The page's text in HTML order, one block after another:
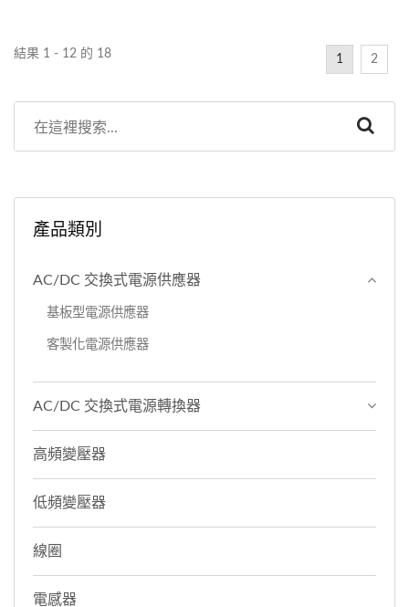
結果 1 - 12 的 18 1 2
產品類別
AC/DC 交換式電源供應器
基板型電源供應器
客製化電源供應器
AC/DC 交換式電源轉換器
高頻變壓器
低頻變壓器
線圈
電感器